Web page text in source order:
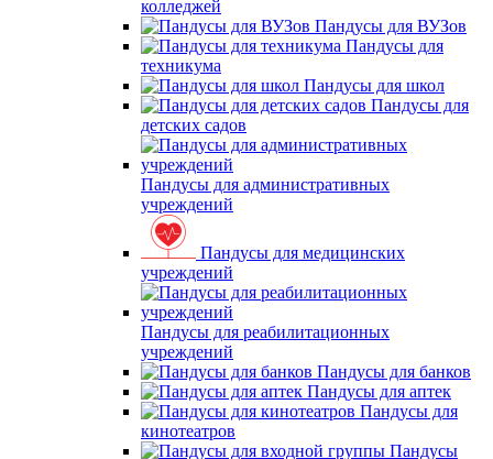
колледжей
Пандусы для ВУЗов
Пандусы для
техникума
Пандусы для школ
Пандусы для
детских садов
Пандусы для административных
учреждений
Пандусы для медицинских
учреждений
Пандусы для реабилитационных
учреждений
Пандусы для банков
Пандусы для аптек
Пандусы для
кинотеатров
Пандусы